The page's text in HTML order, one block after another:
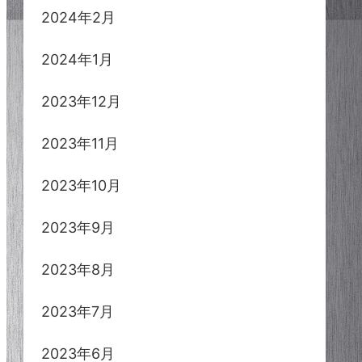
2024年2月
2024年1月
2023年12月
2023年11月
2023年10月
2023年9月
2023年8月
2023年7月
2023年6月